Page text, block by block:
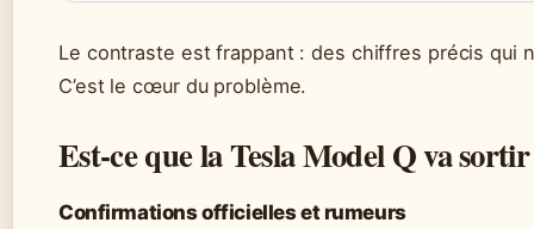
Le contraste est frappant : des chiffres précis qui
C’est le cœur du problème.
Est-ce que la Tesla Model Q va
Confirmations officielles et rumeurs